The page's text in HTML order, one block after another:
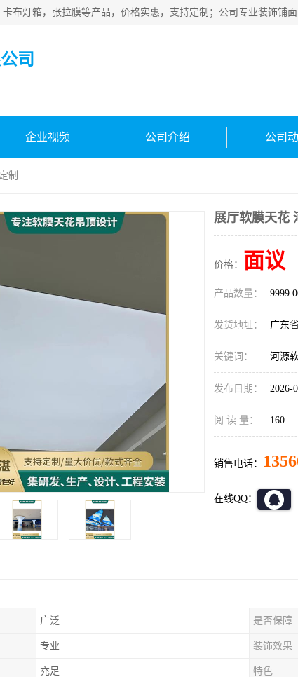
司
企业视频 公司介绍 公司
制
展厅软膜天花
价格： 面议
产品数量：
发货地址： 广东
关键词： 河源
发布日期： 2026-
阅 读 量： 160
销售电话：
在线QQ：
广泛 是否保障
专业 装饰效果
充足 特色